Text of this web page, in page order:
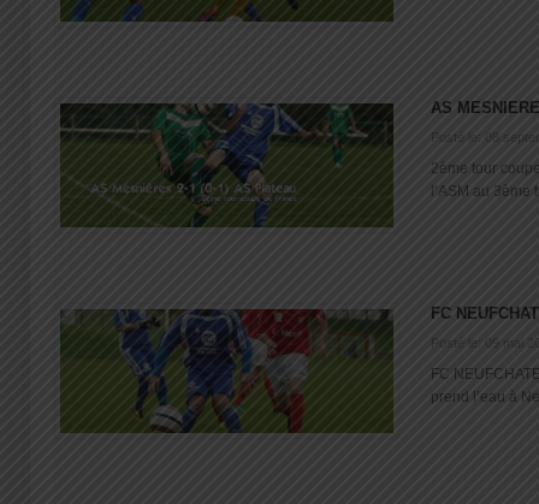
AS
Posté le: 08
2ème tour
l’ASM au
FC
Posté le: 09 mai
FC
prend l’eau à